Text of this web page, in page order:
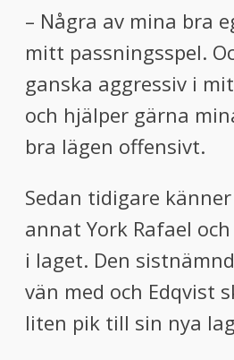
– Några av mina bra
mitt passningsspel.
ganska aggressiv i
och hjälper gärna
bra lägen offensivt.
Sedan tidigare
annat York Rafael
i laget. Den
vän med och Edqvist
liten pik till sin nya